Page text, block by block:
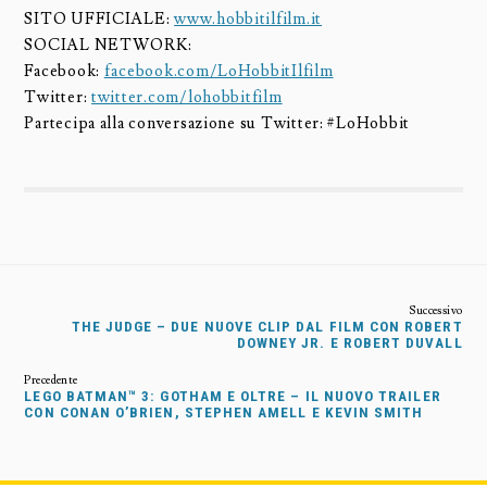
SITO UFFICIALE:www.hobbitilfilm.it
SOCIAL NETWORK:
Facebook: facebook.com/LoHobbitIlfilm
Twitter:twitter.com/lohobbitfilm
Partecipa alla conversazione su Twitter: #LoHobbit
THE JUDGE – DUE NUOVE CLIP DAL FILM CON ROBERT
DOWNEY JR. E ROBERT DUVALL
LEGO BATMAN™ 3: GOTHAM E OLTRE – IL NUOVO TRAILER
CON CONAN O’BRIEN, STEPHEN AMELL E KEVIN SMITH